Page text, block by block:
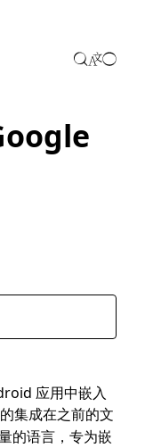
应用中嵌入
集成在之前的文
的语言，专为嵌